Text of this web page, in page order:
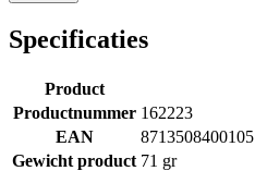
Specificaties
Product
Productnummer 162223
EAN
8713508400105
Gewicht product 71 gr